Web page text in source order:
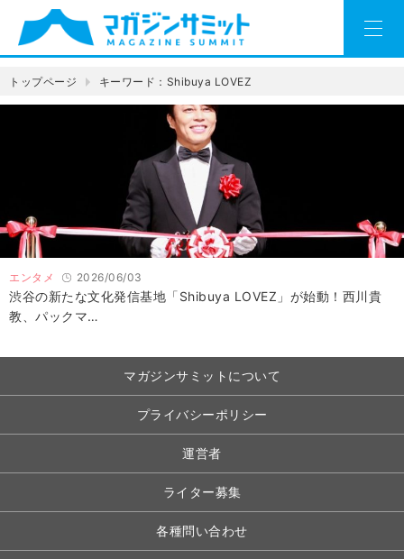
トップページ キーワード：Shibuya LOVEZ
エンタメ 2026/06/03
渋谷の新たな文化発信基地「Shibuya LOVEZ」が始動！西川貴
教、パックマ…
マガジンサミットについて
プライバシーポリシー
運営者
ライター募集
各種問い合わせ